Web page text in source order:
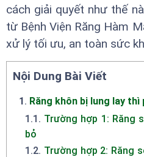
cách giải quyết như thế
từ Bệnh Viện Răng Hàm
xử lý tối ưu, an toàn sức
Nội Dung Bài Viết
1. Răng khôn bị lung lay thì
1.1 . Trường hợp 1: Răng
bỏ
1.2. Trường hợp 2: Răng